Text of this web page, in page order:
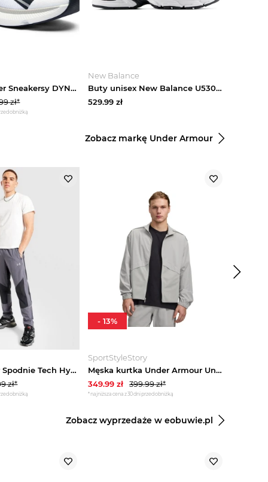
Tommy Hilfiger Sneakersy DYNAFAST biały
zł*
obniżką
New Balance
Buty unisex New Balance U530KLB – białe
529.99 zł
Zobacz markę Under Armour
Under Armour Spodnie Tech Hybrid Wvn szary
zł*
obniżką
SportStyleStory
Męska kurtka Under Armour Unstoppable Airvent Jkt - szara
349.99 zł 399.99zł*
*najniższa cena z 30 dni przed obniżką
-13%
Zobacz wyprzedaże w eobuwie.pl